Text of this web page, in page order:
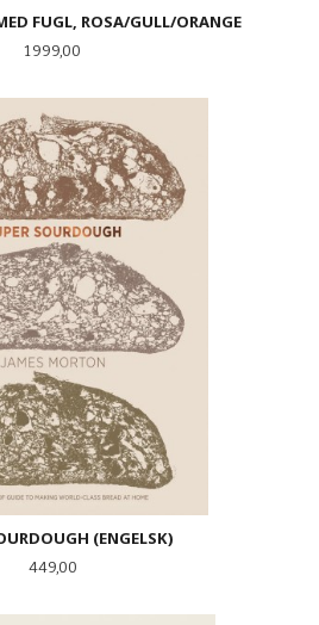
FUGL, ROSA/GULL/ORANGE
Pris
1 999,00
(ENGELSK)
Pris
449,00